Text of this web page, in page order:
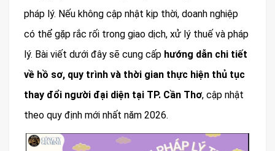
pháp lý. Nếu không cập nhật kịp thời, doanh nghiệp
có thể gặp rắc rối trong giao dịch, xử lý thuế và pháp
lý. Bài viết dưới đây sẽ cung cấp hướng dẫn chi tiết
về hồ sơ, quy trình và thời gian thực hiện thủ tục
thay đổi người đại diện tại TP. Cần Thơ, cập nhật
theo quy định mới nhất năm 2026.